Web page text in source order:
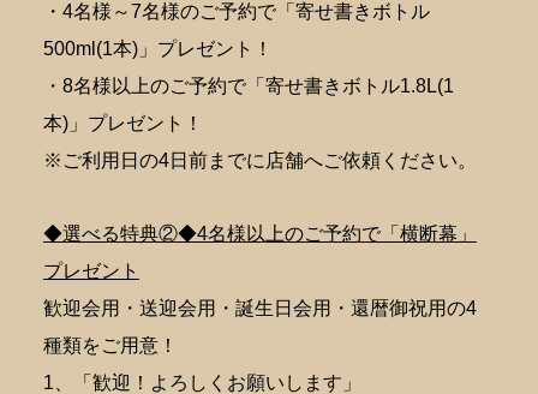
・4名様～7名様のご予約で「寄せ書きボトル
500ml(1本)」プレゼント！
・8名様以上のご予約で「寄せ書きボトル1.8L(1
本)」プレゼント！
※ご利用日の4日前までに店舗へご依頼ください。
◆選べる特典②◆4名様以上のご予約で「横断幕」
プレゼント
歓迎会用・送迎会用・誕生日会用・還暦御祝用の4
種類をご用意！
1、「歓迎！よろしくお願いします」